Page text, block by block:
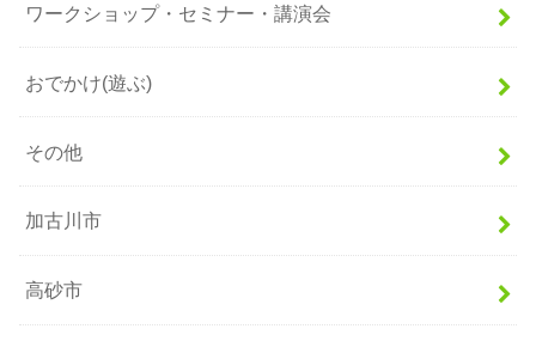
ワークショップ・セミナー・講演会
おでかけ(遊ぶ)
その他
加古川市
高砂市